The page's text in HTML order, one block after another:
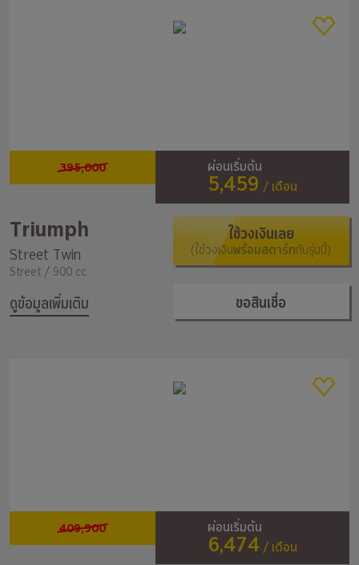
395,000 ผ่อนเริ่มต้น
5,459 / เดือน
Triumph
Street Twin
Street / 900 cc
ดูข้อมูลเพิ่มเติม
ใช้วงเงินเลย
(ใช้วงเงินพร้อมสตาร์ทกับรุ่นนี้)
ขอสินเชื่อ
409,900 ผ่อนเริ่มต้น
6,474/ เดือน